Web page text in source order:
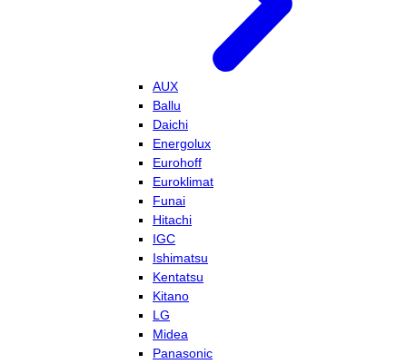
AUX
Ballu
Daichi
Energolux
Eurohoff
Euroklimat
Funai
Hitachi
IGC
Ishimatsu
Kentatsu
Kitano
LG
Midea
Panasonic